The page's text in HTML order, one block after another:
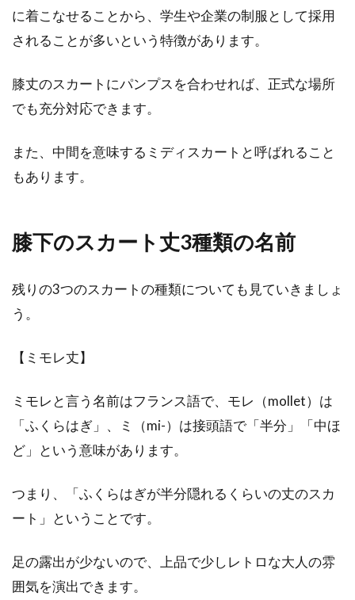
トップスのカラーリングは、コーディネートの
雰囲気を大きく左右するものですが、今回は
ストール活用法をご紹介！
ト...
ターです。ふんわりもこもこの肌触りは、身も
心も温め...
トップスとボトムスを同じ色に合わ
せる！これはあり？なし？
毎日の服装コーディネート、お洒落女子には非
悩むのが...
に着こなせることから、学生や企業の制服として採用
されることが多いという特徴があります。
膝丈のスカートにパンプスを合わせれば、正式な場所
でも充分対応できます。
また、中間を意味するミディスカートと呼ばれること
もあります。
膝下のスカート丈3種類の名前
残りの3つのスカートの種類についても見ていきましょ
う。
【ミモレ丈】
ミモレと言う名前はフランス語で、モレ（mollet）は
「ふくらはぎ」、ミ（mi-）は接頭語で「半分」「中ほ
ど」という意味があります。
つまり、「ふくらはぎが半分隠れるくらいの丈のスカ
ート」ということです。
足の露出が少ないので、上品で少しレトロな大人の雰
囲気を演出できます。